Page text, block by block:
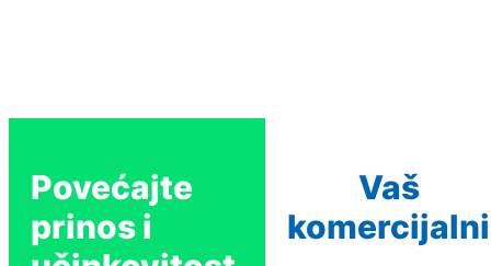
Povećajte
prinos i
Vaš
komercijalni